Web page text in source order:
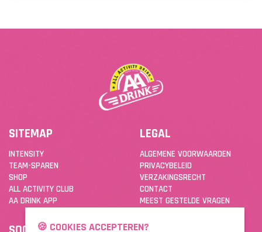
SITEMAP
INTENSITY
TEAM-SPAREN
SHOP
ALL ACTIVITY CLUB
AA DRINK APP
LEGAL
ALGEMENE VOORWAARDEN
PRIVACYBELEID
VERZAKINGSRECHT
CONTACT
MEEST GESTELDE VRAGEN
🍪 COOKIES ACCEPTEREN?